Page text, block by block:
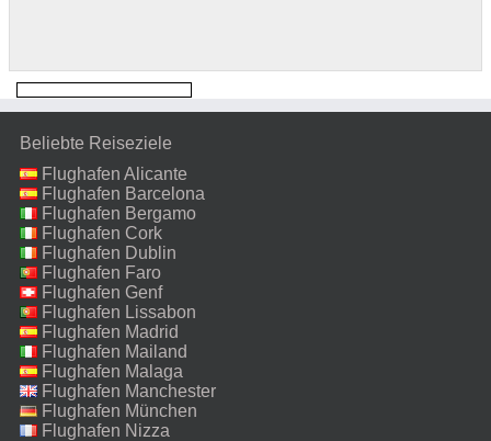
Beliebte Reiseziele
Flughafen Alicante
Flughafen Barcelona
Flughafen Bergamo
Flughafen Cork
Flughafen Dublin
Flughafen Faro
Flughafen Genf
Flughafen Lissabon
Flughafen Madrid
Flughafen Mailand
Malpensa
Flughafen Malaga
Flughafen Manchester
Flughafen München
Flughafen Nizza